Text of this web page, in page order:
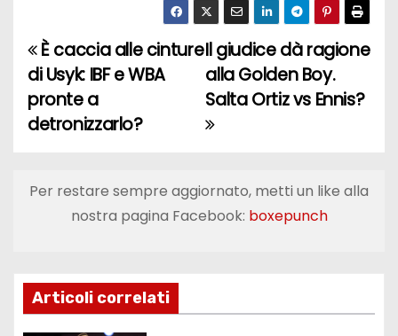
N
a
v
g
z
i
Il giudice dà ragione
alla Golden Boy.
Salta Ortiz vs Ennis?
È caccia alle cinture
di Usyk: IBF e WBA
pronte a
detronizzarlo?
Per restare sempre aggiornato, metti un like alla
nostra pagina Facebook: boxepunch
Articoli correlati